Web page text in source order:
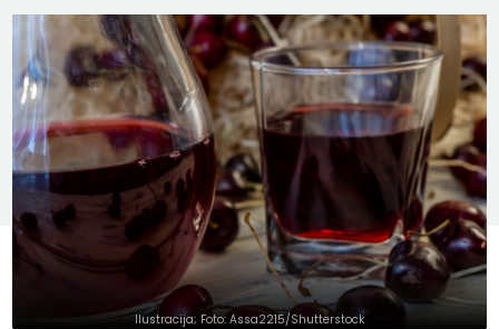
Ilustracija; Foto: Assa2215/Shutterstock